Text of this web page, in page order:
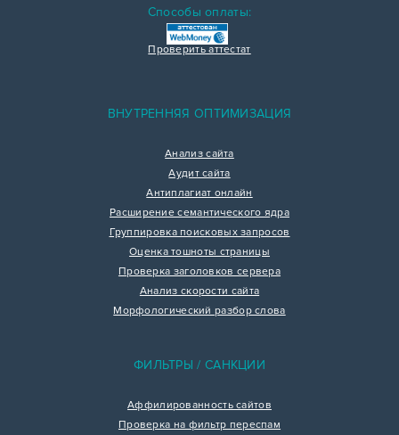
Способы оплаты:
Проверить аттестат
ВНУТРЕННЯЯ ОПТИМИЗАЦИЯ
Анализ сайта
Аудит сайта
Антиплагиат онлайн
Расширение семантического ядра
Группировка поисковых запросов
Оценка тошноты страницы
Проверка заголовков сервера
Анализ скорости сайта
Морфологический разбор слова
ФИЛЬТРЫ / САНКЦИИ
Аффилированность сайтов
Проверка на фильтр переспам